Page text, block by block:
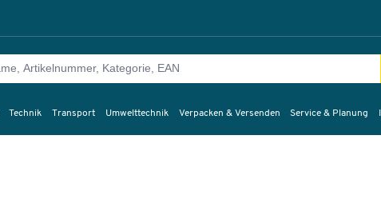
Technik Transport Umwelttechnik Verpacken & Versenden Service & Planung
Bilder